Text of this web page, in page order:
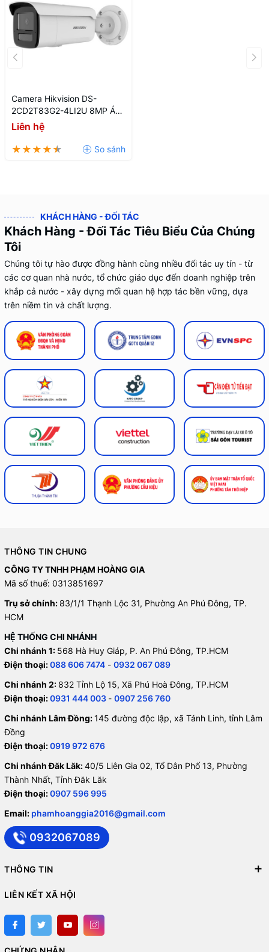
Camera Hikvision DS-
2CD2T83G2-4LI2U 8MP Ánh
Sáng Kép Thông Minh
(Smart Hybrid Light) Ngoài
Trời
Liên hệ
KHÁCH HÀNG - ĐỐI TÁC
Khách Hàng - Đối Tác Tiêu Biểu Của Chúng
Tôi
Chúng tôi tự hào được đồng hành cùng nhiều đối tác uy tín - từ
các cơ quan nhà nước, tổ chức giáo dục đến doanh nghiệp trên
khắp cả nước - xây dựng mối quan hệ hợp tác bền vững, dựa
trên niềm tin và chất lượng.
THÔNG TIN CHUNG
CÔNG TY TNHH PHẠM HOÀNG GIA
Mã số thuế: 0313851697
Trụ sở chính: 83/1/1 Thạnh Lộc 31, Phường An Phú Đông, TP.
HCM
HỆ THỐNG CHI NHÁNH
Chi nhánh 1: 568 Hà Huy Giáp, P. An Phú Đông, TP.HCM
Điện thoại:088 606 7474 - 0932 067 089
Chi nhánh 2: 832 Tỉnh Lộ 15, Xã Phú Hoà Đông, TP.HCM
Điện thoại:0931 444 003 - 0907 256 760
Chi nhánh Lâm Đồng:145 đường độc lập, xã Tánh Linh, tỉnh Lâm
Đồng
Điện thoại:0919 972 676
Chi nhánh Đăk Lăk:40/5 Liên Gia 02, Tổ Dân Phố 13, Phường
Thành Nhất, Tỉnh Đăk Lăk
Điện thoại:0907 596 995
Email: phamhoanggia2016@gmail.com
0932067089
THÔNG TIN
LIÊN KẾT XÃ HỘI